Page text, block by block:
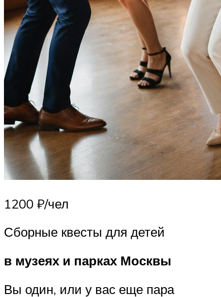
1200 ₽/чел
Сборные квесты для детей
в музеях и парках Москвы
Вы один, или у вас еще пара